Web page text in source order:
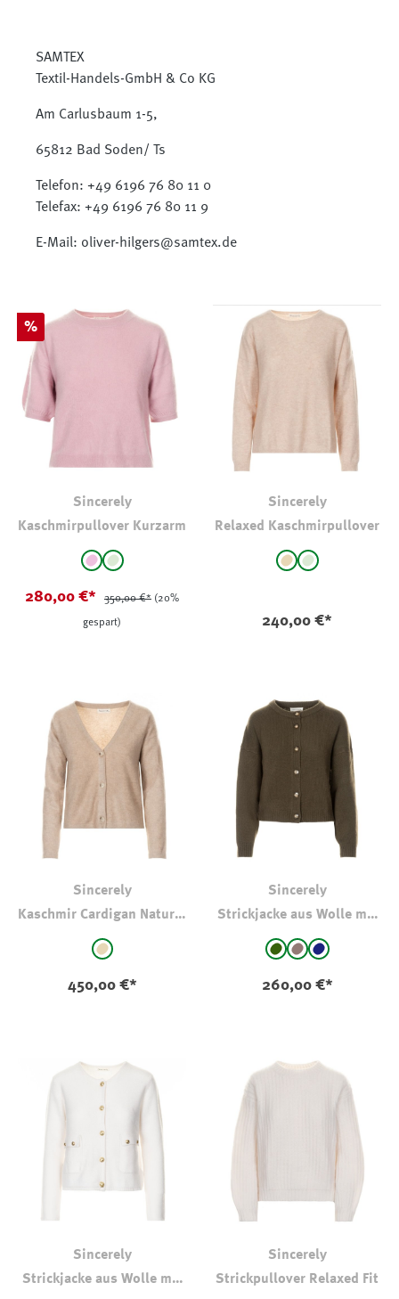
SAMTEX
Textil-Handels-GmbH & Co KG
Am Carlusbaum 1-5,
65812 Bad Soden/ Ts
Telefon: +49 6196 76 80 11 0
Telefax: +49 6196 76 80 11 9
E-Mail: oliver-hilgers@samtex.de
Rabatt
%
Sincerely
Kaschmirpullover Kurzarm
auswählen
altrosahellgrün
280,00 €* 350,00 €* (20%
gespart)
Sincerely
Relaxed Kaschmirpullover
auswählen
beigehellgrün
240,00 €*
Sincerely
Kaschmir Cardigan Natural
auswählen
beige
450,00 €*
Sincerely
Strickjacke aus Wolle mit
auswählen
hell oliv-kaki
taupeNavy
260,00 €*
Sincerely
Strickjacke aus Wolle mit
Sincerely
Strickpullover Relaxed Fit